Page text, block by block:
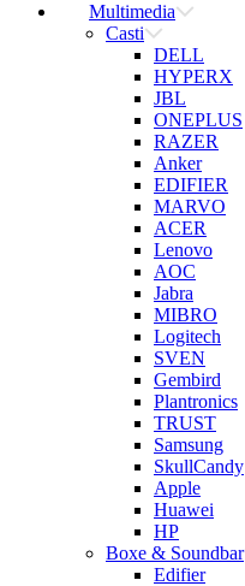
Multimedia
Casti
DELL
HYPERX
JBL
ONEPLUS
RAZER
Anker
EDIFIER
MARVO
ACER
Lenovo
AOC
Jabra
MIBRO
Logitech
SVEN
Gembird
Plantronics
TRUST
Samsung
SkullCandy
Apple
Huawei
HP
Boxe & Soundbar
Edifier